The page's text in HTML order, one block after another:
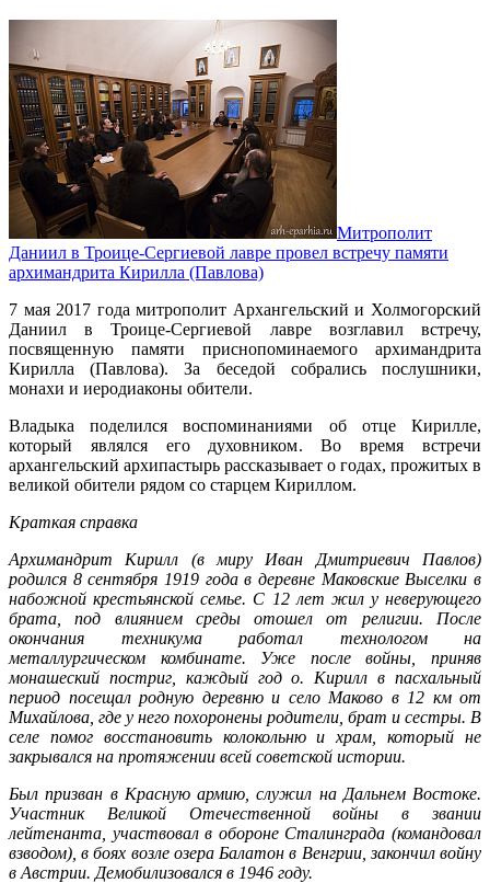
Митрополит
Даниил в Троице-Сергиевой лавре провел встречу памяти
архимандрита Кирилла (Павлова)
7 мая 2017 года митрополит Архангельский и Холмогорский
Даниил в Троице-Сергиевой лавре возглавил встречу,
посвященную памяти приснопоминаемого архимандрита
Кирилла (Павлова). За беседой собрались послушники,
монахи и иеродиаконы обители.
Владыка поделился воспоминаниями об отце Кирилле,
который являлся его духовником. Во время встречи
архангельский архипастырь рассказывает о годах, прожитых в
великой обители рядом со старцем Кириллом.
Краткая справка
Архимандрит Кирилл (в миру Иван Дмитриевич Павлов)
родился 8 сентября 1919 года в деревне Маковские Выселки в
набожной крестьянской семье. С 12 лет жил у неверующего
брата, под влиянием среды отошел от религии. После
окончания техникума работал технологом на
металлургическом комбинате. Уже после войны, приняв
монашеский постриг, каждый год о. Кирилл в пасхальный
период посещал родную деревню и село Маково в 12 км от
Михайлова, где у него похоронены родители, брат и сестры. В
селе помог восстановить колокольню и храм, который не
закрывался на протяжении всей советской истории.
Был призван в Красную армию, служил на Дальнем Востоке.
Участник Великой Отечественной войны в звании
лейтенанта, участвовал в обороне Сталинграда (командовал
взводом), в боях возле озера Балатон в Венгрии, закончил войну
в Австрии. Демобилизовался в 1946 году.